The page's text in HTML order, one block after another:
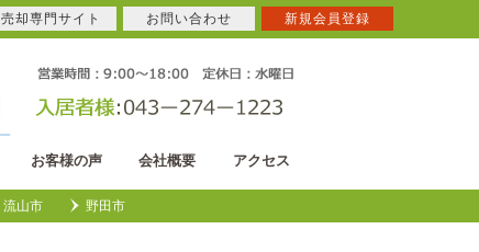
お客様の声 会社概要 アクセス
流山市 野田市
売却専門サイト お問い合わせ 新規会員登録